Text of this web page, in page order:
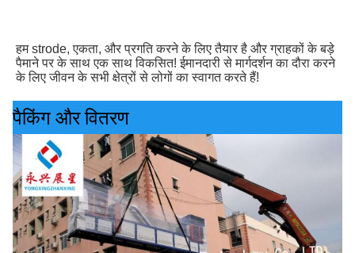
हम strode, एकता, और प्रगति करने के लिए तैयार है और ग्राहकों के बड़े
पैमाने पर के साथ एक साथ विकसित! ईमानदारी से मार्गदर्शन का दौरा करने
के लिए जीवन के सभी क्षेत्रों से लोगों का स्वागत करते हैं!
पैकिंग और वितरण